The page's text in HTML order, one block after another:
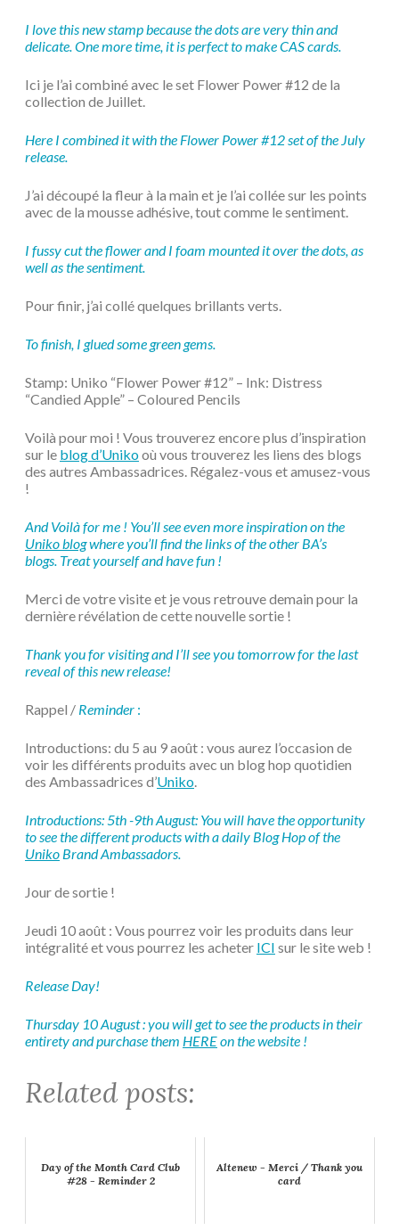
I love this new stamp because the dots are very thin and
delicate. One more time, it is perfect to make CAS cards.
Ici je l’ai combiné avec le set Flower Power #12 de la
collection de Juillet.
Here I combined it with the Flower Power #12 set of the July
release.
J’ai découpé la fleur à la main et je l’ai collée sur les points
avec de la mousse adhésive, tout comme le sentiment.
I fussy cut the flower and I foam mounted it over the dots, as
well as the sentiment.
Pour finir, j’ai collé quelques brillants verts.
To finish, I glued some green gems.
Stamp: Uniko “Flower Power #12” – Ink: Distress
“Candied Apple” – Coloured Pencils
Voilà pour moi ! Vous trouverez encore plus d’inspiration
sur le blog d’Unikooù vous trouverez les liens des blogs
des autres Ambassadrices. Régalez-vous et amusez-vous
!
And Voilà for me ! You’ll see even more inspiration on the
Uniko blogwhere you’ll find the links of the other BA’s
blogs. Treat yourself and have fun !
Merci de votre visite et je vous retrouve demain pour la
dernière révélation de cette nouvelle sortie !
Thank you for visiting and I’ll see you tomorrow for the last
reveal of this new release!
Rappel / Reminder :
Introductions: du 5 au 9 août : vous aurez l’occasion de
voir les différents produits avec un blog hop quotidien
des Ambassadrices d’Uniko
Introductions: 5th -9th August: You will have the opportunity
to see the different products with a daily Blog Hop of the
Uniko Brand Ambassadors.
Jour de sortie !
Jeudi 10 août : Vous pourrez voir les produits dans leur
intégralité et vous pourrez les acheter ICI sur le site web !
Release Day!
Thursday 10 August : you will get to see the products in their
entirety and purchase them HEREon the website !
Related posts:
Day of the Month Card Club
#28 - Reminder 2
Altenew - Merci / Thank you
card